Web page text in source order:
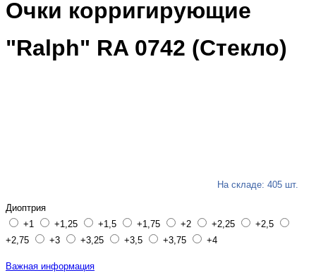
Очки корригирующие
"Ralph" RA 0742 (Стекло)
На складе: 405 шт.
Диоптрия
+1
+1,25 +1,5 +1,75 +2 +2,25
+2,5
+2,75
+3 +3,25 +3,5 +3,75 +4
Важная информация